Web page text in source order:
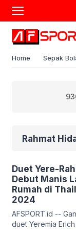
Home Sepak
Rahmat
Duet Yere-
Debut Manis
Rumah di
2024
AFSPORT.id --
duet Yeremia